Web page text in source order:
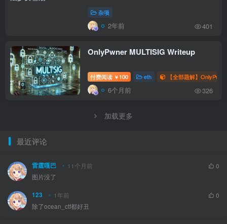
杂项
2年前 401
OnlyPwner MULTISIG Writeup
付费阅读 ￥ 100 eth 【全部题解】
6个月前 326
加载更多
最近评论
雷霆嘎巴 11个月前
0
图片没了
123 1年前
0
除了ocean_ctf都好丑